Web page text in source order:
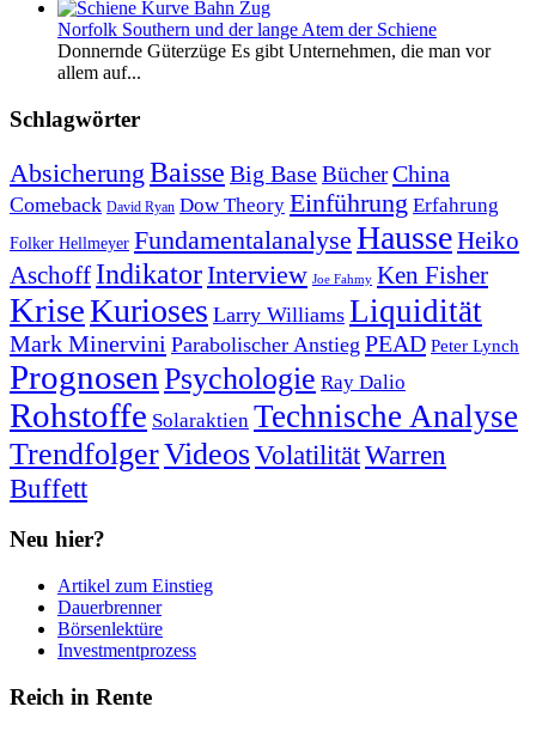
Norfolk Southern und der lange Atem der Schiene
Donnernde Güterzüge Es gibt Unternehmen, die man vor
allem auf...
Schlagwörter
Absicherung Baisse Big BaseBücherChina
Comeback David Ryan Dow Theory Einführung Erfahrung
Folker Hellmeyer Fundamentalanalyse HausseHeiko
Aschoff IndikatorInterview Joe Fahmy Ken Fisher
KriseKurioses Larry Williams Liquidität
Mark Minervini Parabolischer Anstieg PEAD Peter Lynch
Prognosen Psychologie Ray Dalio
Rohstoffe Solaraktien Technische Analyse
TrendfolgerVideosVolatilitätWarren
Buffett
Neu hier?
Artikel zum Einstieg
Dauerbrenner
Börsenlektüre
Investmentprozess
Reich in Rente